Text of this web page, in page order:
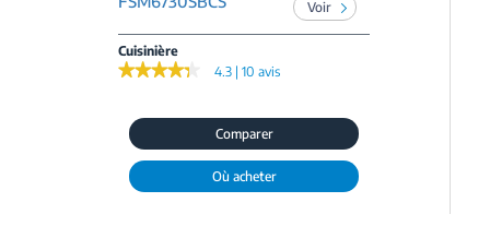
Voir
Cuisinière
★★★★★
★★★★★ 4.3 | 10 avis
Comparer
Où acheter